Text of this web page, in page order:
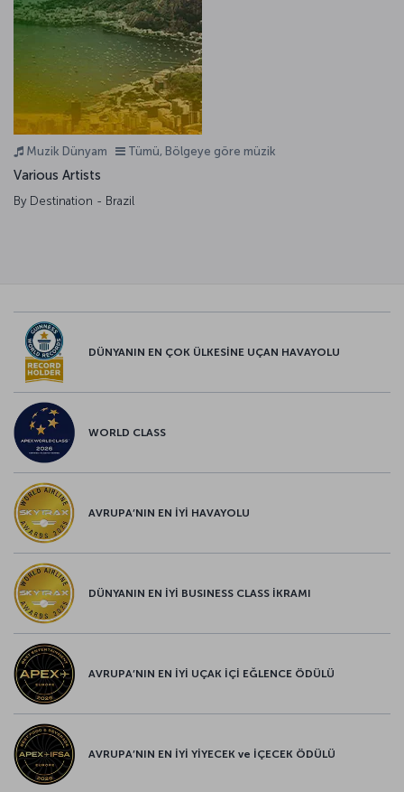
Muzik Dünyam Tümü, Bölgeye göre müzik
Various Artists
By Destination - Brazil
DÜNYANIN EN ÇOK ÜLKESİNE UÇAN HAVAYOLU
WORLD CLASS
AVRUPA’NIN EN İYİ HAVAYOLU
DÜNYANIN EN İYİ BUSINESS CLASS İKRAMI
AVRUPA’NIN EN İYİ UÇAK İÇİ EĞLENCE ÖDÜLÜ
AVRUPA’NIN EN İYİ YİYECEK ve İÇECEK ÖDÜLÜ